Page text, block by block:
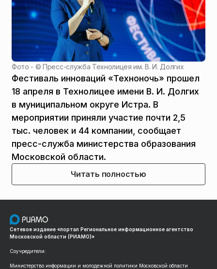
Фото - ©Пресс-служба Технолицея им. В. И. Долгих
Фестиваль инноваций «Техноночь» прошел
18 апреля в Технолицее имени В. И. Долгих
в муниципальном округе Истра. В
мероприятии приняли участие почти 2,5
тыс. человек и 44 компании, сообщает
пресс-служба министерства образования
Московской области.
Читать полностью
Сетевое издание «портал Региональное информационное агентство
Московской области (РИАМО)»
Соучредители:
Министерство информации и молодежной политики Московской области